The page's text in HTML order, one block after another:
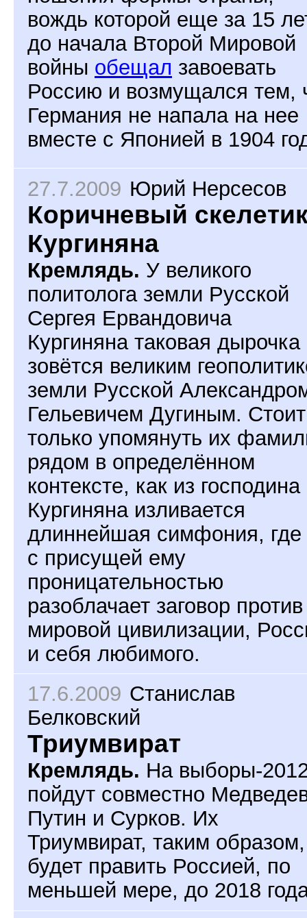
вождь которой еще за 15
до начала Второй Мировой
войны обещал завоевать
Россию и возмущался тем,
Германия не напала на нее
вместе с Японией в 1904
27.7.2009 Юрий Нерсесов
Коричневый
Кургиняна
Кремлядь. У великого
политолога земли Русской
Сергея Ервандовича
Кургиняна таковая дырочка
зовётся великим
земли Русской
Гельевичем Дугиным. Стоит
только упомянуть их
рядом в определённом
контексте, как из господина
Кургиняна изливается
длиннейшая симфония, где
с присущей ему
проницательностью
разоблачает заговор против
мировой цивилизации,
и себя любимого.
17.6.2009 Станислав
Белковский
Триумвират
Кремлядь. На выборы-
пойдут совместно
Путин и Сурков. Их
Триумвират, таким образом,
будет править Россией, по
меньшей мере, до 2018